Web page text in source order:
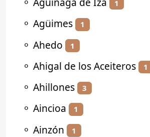
1
⚬ Agüimes 1
⚬ Ahedo 1
⚬ Ahigal de los Aceiteros 1
⚬ Ahillones 3
⚬ Aincioa 1
⚬ Ainzón 1